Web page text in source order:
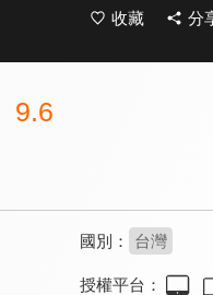
收藏 分
9.6
國別： 台灣
授權平台：